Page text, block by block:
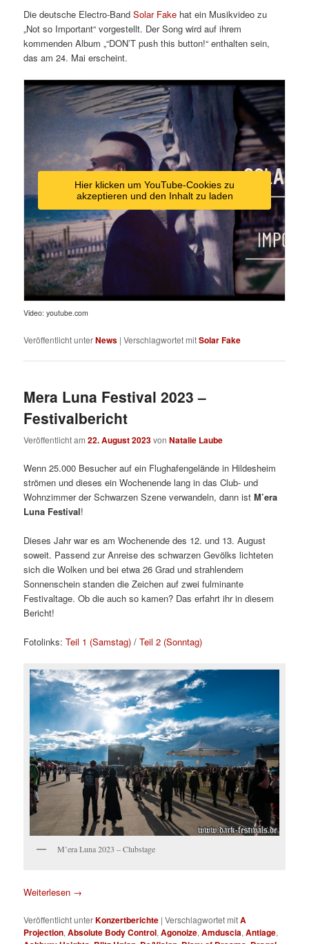
Die deutsche Electro-BandSolar Fake hat ein Musikvideo zu
„Not so Important“ vorgestellt. Der Song wird auf ihrem
kommenden Album„“DON’T push this button!“ enthalten sein,
das am 24. Mai erscheint.
Hier klicken um YouTube-Cookies zu
akzeptieren und den Inhalt zu laden
Video: youtube.com
Veröffentlicht unterNews |Verschlagwortet mitSolar Fake
Mera Luna Festival 2023 –
Festivalbericht
Veröffentlicht am22. August 2023vonNatalie Laube
Wenn 25.000 Besucher auf ein Flughafengelände in Hildesheim
strömen und dieses ein Wochenende lang in das Club- und
Wohnzimmer der Schwarzen Szene verwandeln, dann istM’era
Luna Festival!
Dieses Jahr war es am Wochenende des 12. und 13. August
soweit. Passend zur Anreise des schwarzen Gevölks lichteten
sich die Wolken und bei etwa 26 Grad und strahlendem
Sonnenschein standen die Zeichen auf zwei fulminante
Festivaltage. Ob die auch so kamen? Das erfahrt ihr in diesem
Bericht!
Fotolinks:Teil 1 (Samstag) /Teil 2 (Sonntag)
M’era Luna 2023 – Clubstage
Weiterlesen →
Veröffentlicht unterKonzertberichte |Verschlagwortet mitA
Projection,Absolute Body Control,Agonoize,Amduscia,Antiage,